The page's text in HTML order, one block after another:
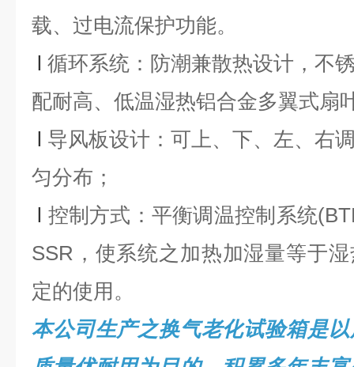
载、过电流保护功能。
l 循环系统：防潮兼散热设计，不
配耐高、低温湿热铝合金多翼式扇
l 导风板设计：可上、下、左、右
匀分布；
l 控制方式：平衡调温控制系统
SSR，使系统之加热加湿量等于
定的使用。
本公司生产之换气老化试验箱是